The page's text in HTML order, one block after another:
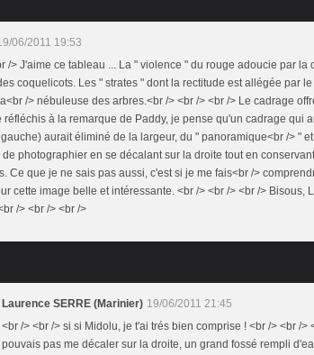
06/2011 19:53
/> J'aime ce tableau ... La " violence " du rouge adoucie par la
coquelicots. Les " strates " dont la rectitude est allégée par
/> nébuleuse des arbres.<br /> <br /> <br /> Le cadrage
réfléchis à la remarque de Paddy, je pense qu'un cadrage qui
aurait éliminé de la largeur, du " panoramique<br /> "
photographier en se décalant sur la droite tout en
Ce que je ne sais pas aussi, c'est si je me fais<br />
cette image belle et intéressante. <br /> <br /> <br /> Bisous,
/> <br /> <br />
Laurence SERRE (Marinier) 19/06/2011 21:45
<br /> <br /> si si Midolu, je t'ai trés bien comprise ! <br /> <br />
pouvais pas me décaler sur la droite, un grand fossé rempli